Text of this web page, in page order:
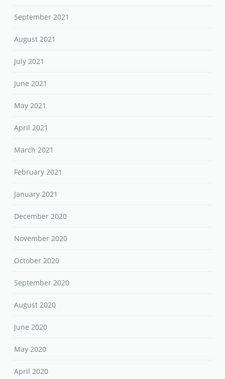
September 2021
August 2021
July 2021
June 2021
May 2021
April 2021
March 2021
February 2021
January 2021
December 2020
November 2020
October 2020
September 2020
August 2020
June 2020
May 2020
April 2020